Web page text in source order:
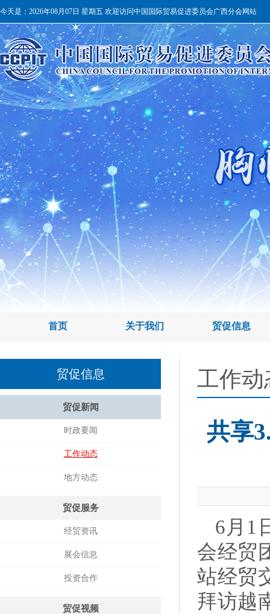
今天是： 2026年08月07日 星期五 欢迎访问中国国际贸易促进委员会广西分会网站
首页 关于我们 贸促信息
贸促信息
贸促新闻
时政要闻
工作动态
地方动态
贸促服务
经贸资讯
展会信息
投资合作
贸促视频
工作动
共享
6月1
会经贸
站经贸
拜访越